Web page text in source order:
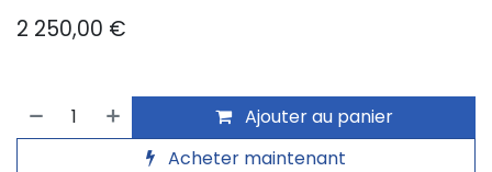
2 250,00 €
Ajouter au panier
Acheter maintenant